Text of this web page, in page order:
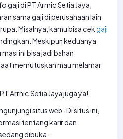
gaji di PT Arrnic Setia Jaya,
sama gaji di perusahaan lain
Misalnya, kamu bisa cek gaji
Meskipun keduanya
ini bisa jadi bahan
memutuskan mau melamar
Arrnic Setia Jaya juga ya!
situs web . Di situs ini,
tentang karir dan
dibuka.